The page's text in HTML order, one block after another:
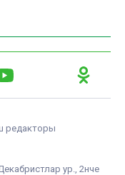
редакторы
ур., 2нче